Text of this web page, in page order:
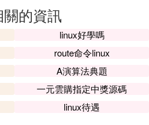
擇，定會給您帶來非凡的論
的推出使 Discuz!
了一個新的高度。本教程講
裝 Discuz! 7.0.0 FULL（集
版本）。
的資訊
linux好學嗎
route命令linux
A演算法典題
一元雲購指定中獎源碼
linux待遇